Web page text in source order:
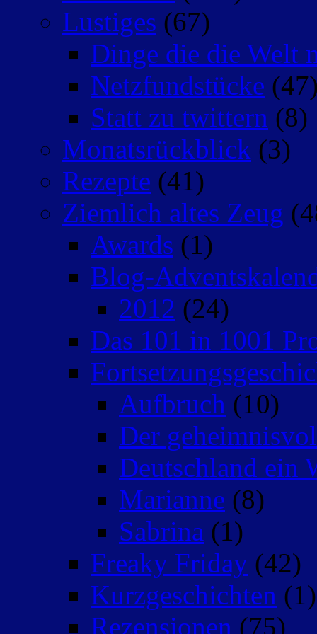
Lustiges (67)
Dinge die die Welt
Netzfundstücke
Statt zu twittern (8)
Monatsrückblick (3)
Rezepte (41)
Ziemlich altes Zeug
Awards (1)
Blog-
2012 (24)
Das 101 in 1001
Aufbruch (10)
Der
Deutschland ein
Marianne (8)
Sabrina (1)
Freaky Friday (42)
Kurzgeschichten (1)
Rezensionen (75)